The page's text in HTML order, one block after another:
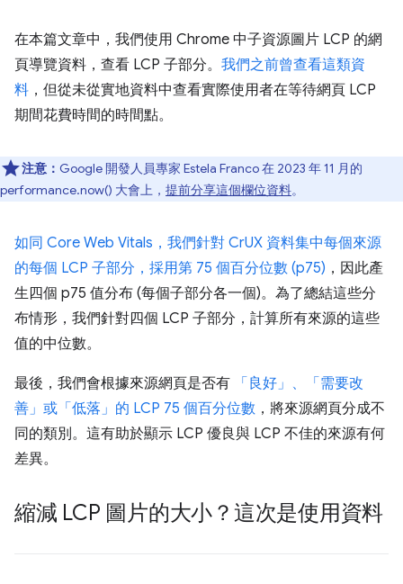
在本篇文章中，我們使用 Chrome 中子資源圖片 LCP 的網
頁導覽資料，查看 LCP 子部分。 我們之前曾查看這類資
料 ，但從未從實地資料中查看實際使用者在等待網頁 LCP
期間花費時間的時間點。
注意： Google 開發人員專家 Estela Franco 在 2023 年 11 月的
performance.now() 大會上， 提前分享這個欄位資料。
如同 Core Web Vitals，我們針對 CrUX 資料集中每個來源
的每個 LCP 子部分，採用第 75 個百分位數 (p75) ，因此產
生四個 p75 值分布 (每個子部分各一個)。為了總結這些分
布情形，我們針對四個 LCP 子部分，計算所有來源的這些
值的中位數。
最後，我們會根據來源網頁是否有
「良好」、「需要改
善」或「低落」的 LCP 75 個百分位數 ，將來源網頁分成不
同的類別。這有助於顯示 LCP 優良與 LCP 不佳的來源有何
差異。
縮減 LCP 圖片的大小？這次是使用資料